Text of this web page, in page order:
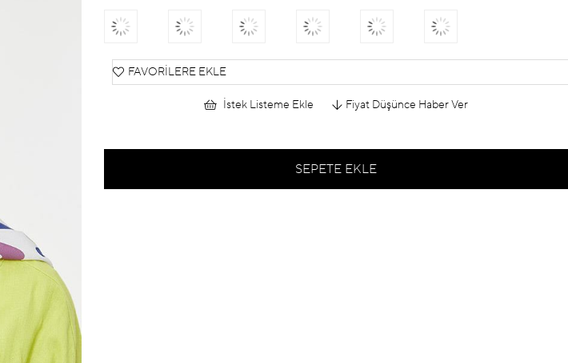
FAVORILERE EKLE
İstek Listeme Ekle Fiyat Düşünce Haber Ver